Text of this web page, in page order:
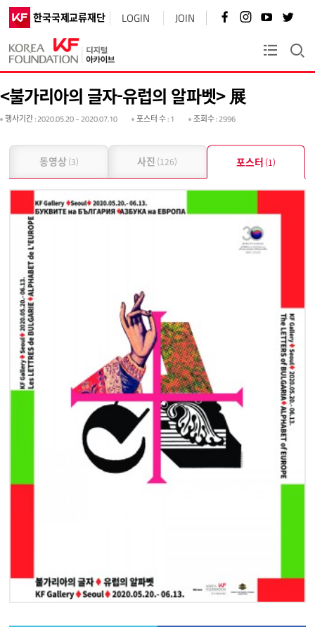
한국국제교류재단 LOGIN JOIN 페
이
로
가
기
인
스
바
유
튜
브
바
가
트
터
바
로
가
KF플러스
<불가리아의 글자-유럽의 알파벳> 展
행사기간: 2020.05.20 ~ 2020.07.10 포스터 수: 1 조회수: 2996
동영상(3) 사진 (126) 포스터 (1)